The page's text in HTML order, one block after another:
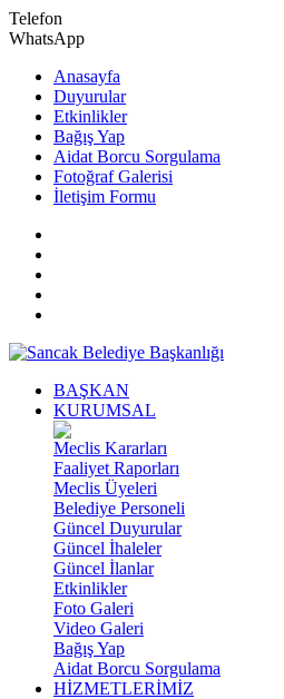
Telefon
WhatsApp
Anasayfa
Duyurular
Etkinlikler
Bağış Yap
Aidat Borcu Sorgulama
Fotoğraf Galerisi
İletişim Formu
BAŞKAN
KURUMSAL
Meclis Kararları
Faaliyet Raporları
Meclis Üyeleri
Belediye Personeli
Güncel Duyurular
Güncel İhaleler
Güncel İlanlar
Etkinlikler
Foto Galeri
Video Galeri
Bağış Yap
Aidat Borcu Sorgulama
HİZMETLERİMİZ